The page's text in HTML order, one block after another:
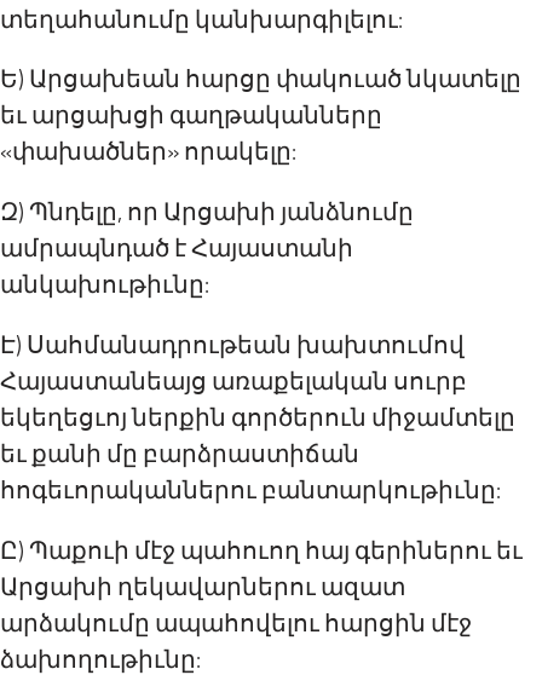
տեղահանումը կանխարգիլելու:
Ե) Արցախեան հարցը փակուած նկատելը
եւ արցախցի գաղթականները
«փախածներ» որակելը:
Զ) Պնդելը, որ Արցախի յանձնումը
ամրապնդած է Հայաստանի
անկախութիւնը:
Է) Սահմանադրութեան խախտումով
Հայաստանեայց առաքելական սուրբ
եկեղեցւոյ ներքին գործերուն միջամտելը
եւ քանի մը բարձրաստիճան
հոգեւորականներու բանտարկութիւնը:
Ը) Պաքուի մէջ պահուող հայ գերիներու եւ
Արցախի ղեկավարներու ազատ
արձակումը ապահովելու հարցին մէջ
ձախողութիւնը: